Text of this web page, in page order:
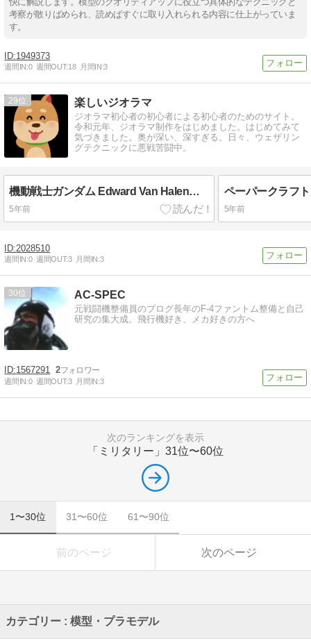
考察が散りばめられ、読めばすぐに取り入れられる内容に仕上がっていま
す。
1949373
週間IN:0 週間OUT:18 月間IN:3
29 楽しいジオラマ
ジオラマ初心者の初心者による初心者のためのサイト。
令和元年、ジオラマ制作をはじめました。はじめてみて
気づきました。奥が深い、深すぎる。日々、ウェザリン
グテクニックに悪戦苦闘中。
機動戦士ガンダム Edward Van Halen専用機
5年前 5年前
2028510
週間IN:0 週間OUT:3 月間IN:3
30 AC-SPEC
元戦闘機整備員のブログ長年のF-4ファントム整備と自己
研究の集大成。飛行機好き、メカ好きの方へ
1567291 2
週間IN:0 週間OUT:3 月間IN:3
次のランキングを表示
「ミリタリー」 31位〜60位
1〜30位 31〜60位 61〜90位
前のページ 次のページ
カテゴリー : 模型・プラモデル